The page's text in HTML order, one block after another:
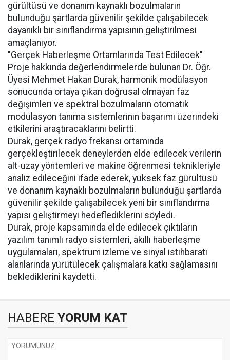
gürültüsü ve donanım kaynaklı bozulmaların
bulunduğu şartlarda güvenilir şekilde çalışabilecek
dayanıklı bir sınıflandırma yapısının geliştirilmesi
amaçlanıyor.
"Gerçek Haberleşme Ortamlarında Test Edilecek"
Proje hakkında değerlendirmelerde bulunan Dr. Öğr.
Üyesi Mehmet Hakan Durak, harmonik modülasyon
sonucunda ortaya çıkan doğrusal olmayan faz
değişimleri ve spektral bozulmaların otomatik
modülasyon tanıma sistemlerinin başarımı üzerindeki
etkilerini araştıracaklarını belirtti.
Durak, gerçek radyo frekansı ortamında
gerçekleştirilecek deneylerden elde edilecek verilerin
alt-uzay yöntemleri ve makine öğrenmesi teknikleriyle
analiz edileceğini ifade ederek, yüksek faz gürültüsü
ve donanım kaynaklı bozulmaların bulunduğu şartlarda
güvenilir şekilde çalışabilecek yeni bir sınıflandırma
yapısı geliştirmeyi hedeflediklerini söyledi.
Durak, proje kapsamında elde edilecek çıktıların
yazılım tanımlı radyo sistemleri, akıllı haberleşme
uygulamaları, spektrum izleme ve sinyal istihbaratı
alanlarında yürütülecek çalışmalara katkı sağlamasını
beklediklerini kaydetti.
HABERE YORUM KAT